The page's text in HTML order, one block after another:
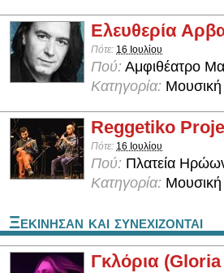
Ελευθερία
Πότε: 16 Ιουλίου
Πού: Αμφιθέατρο
Κατηγορία: Μουσική
Reggetiko
Πότε: 16 Ιουλίου
Πού: Πλατεία
Κατηγορία: Μουσική
Ξεκινησαν και συνεχιζονται
Γκλόρια